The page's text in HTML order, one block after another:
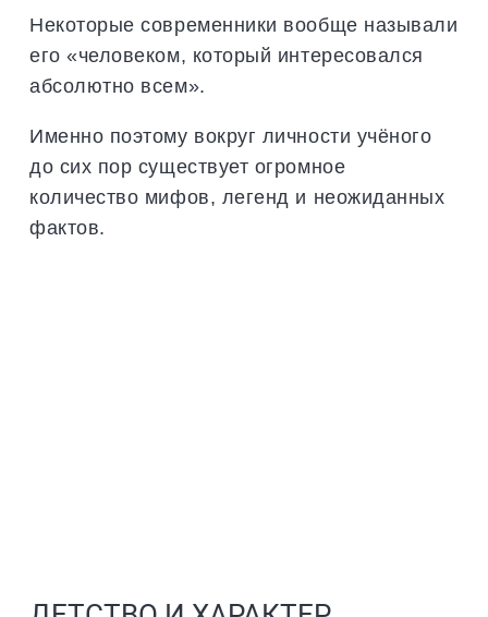
Некоторые современники вообще называли
его «человеком, который интересовался
абсолютно всем».
Именно поэтому вокруг личности учёного
до сих пор существует огромное
количество мифов, легенд и неожиданных
фактов.